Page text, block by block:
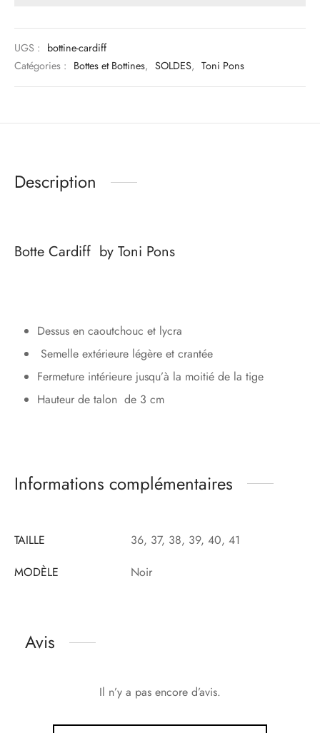
UGS : bottine-cardiff
Catégories : Bottes et Bottines, SOLDES, Toni Pons
Description
Botte Cardiff by Toni Pons
Dessus en caoutchouc et lycra
Semelle extérieure légère et crantée
Fermeture intérieure jusqu’à la moitié de la tige
Hauteur de talon de 3 cm
Informations complémentaires
TAILLE
36, 37, 38, 39, 40, 41
MODÈLE
Noir
Avis
Il n’y a pas encore d’avis.